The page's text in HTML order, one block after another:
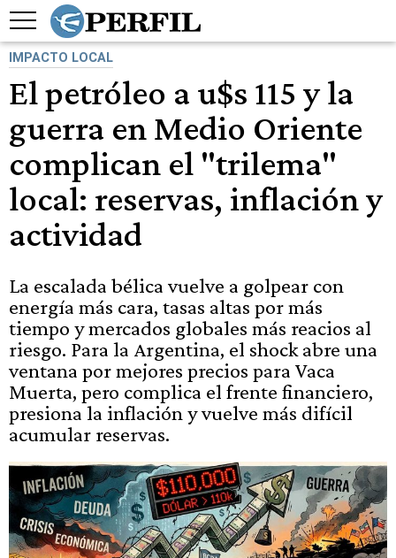
IMPACTO LOCAL
El petróleo a u$s 115 y la
guerra en Medio Oriente
complican el "trilema"
local: reservas, inflación y
actividad
La escalada bélica vuelve a golpear con
energía más cara, tasas altas por más
tiempo y mercados globales más reacios al
riesgo. Para la Argentina, el shock abre una
ventana por mejores precios para Vaca
Muerta, pero complica el frente financiero,
presiona la inflación y vuelve más difícil
acumular reservas.